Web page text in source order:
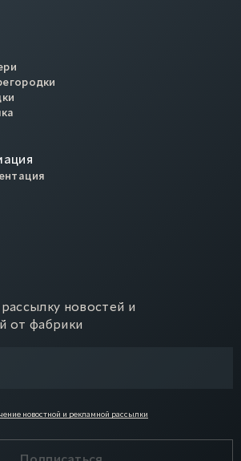
новостей и
от фабрики
новостной и рекламной рассылки